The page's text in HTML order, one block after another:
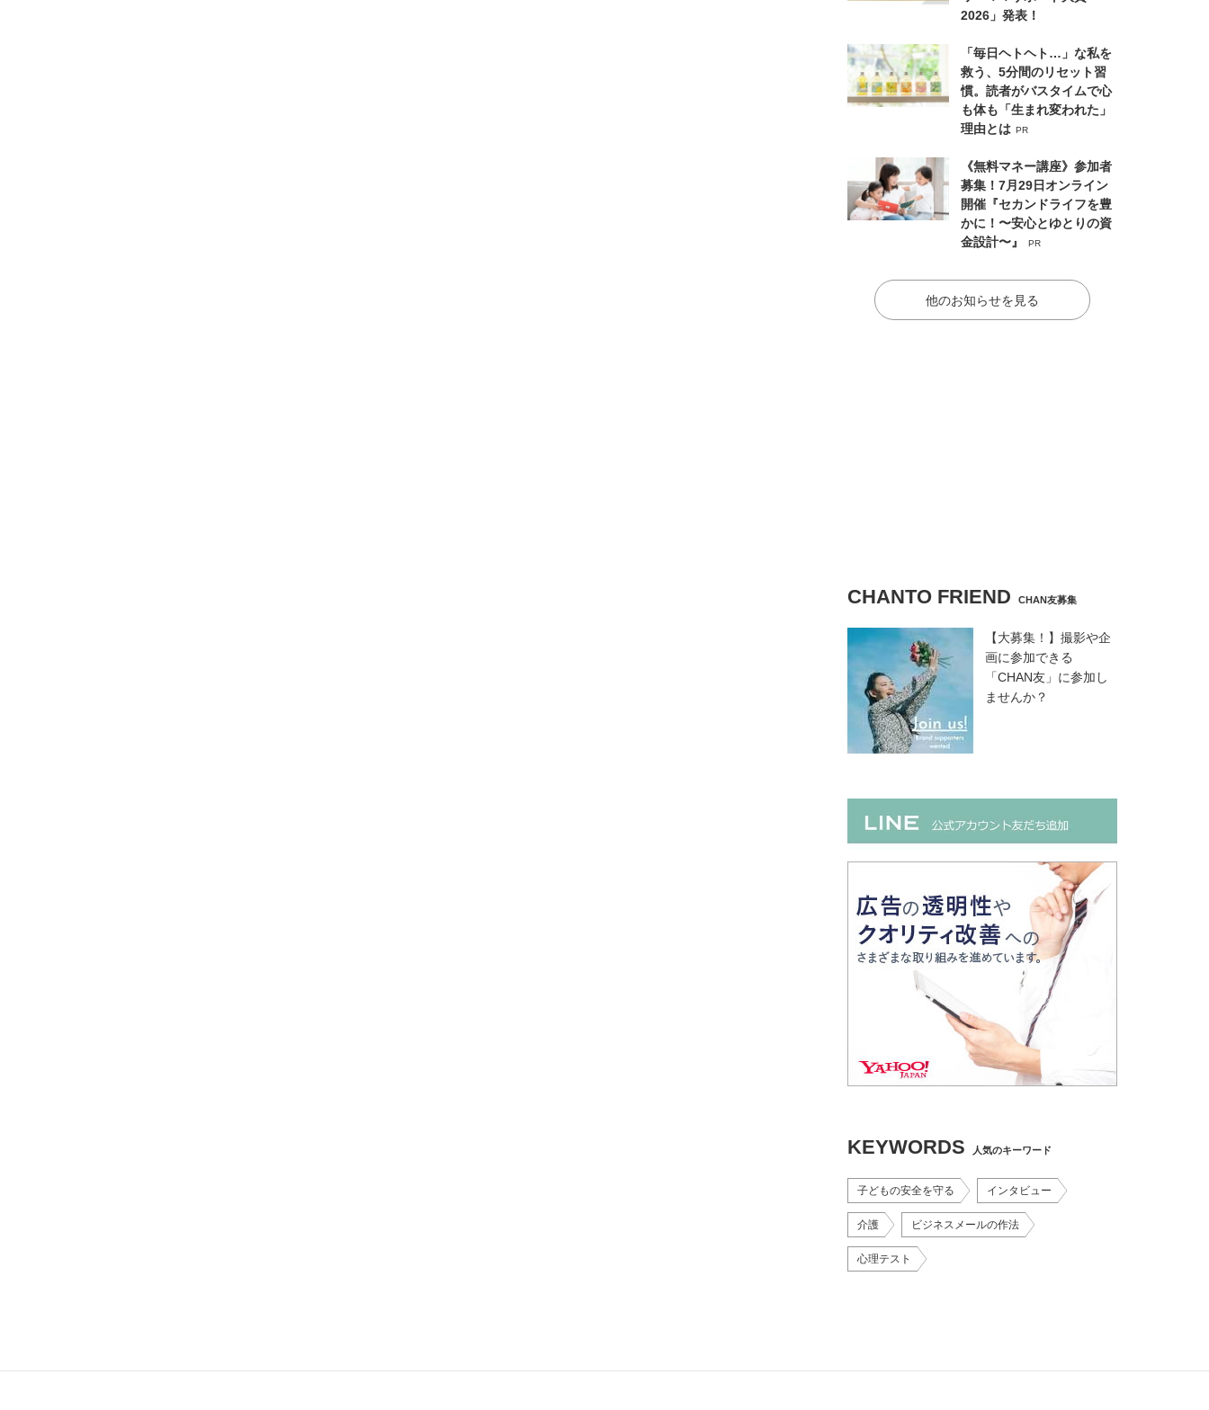
2026」発表！
「毎日ヘトヘト…」な私を
救う、5分間のリセット習
慣。読者がバスタイムで心
も体も「生まれ変われた」
理由とは PR
《無料マネー講座》参加者
募集！7月29日オンライン
開催『セカンドライフを豊
かに！〜安心とゆとりの資
金設計〜』
PR
他のお知らせを見る
CHANTO FRIEND CHAN友募集
【大募集！】撮影や企
画に参加できる
「CHAN友」に参加し
ませんか？
KEYWORDS 人気のキーワード
子どもの安全を守る インタビュー
介護 ビジネスメールの作法
心理テスト